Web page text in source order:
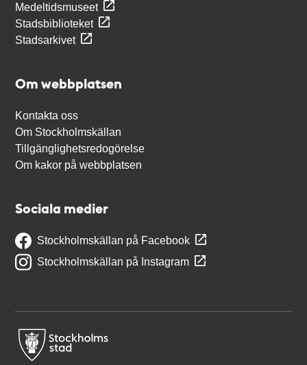
Medeltidsmuseet
Stadsbiblioteket
Stadsarkivet
Om webbplatsen
Kontakta oss
Om Stockholmskällan
Tillgänglighetsredogörelse
Om kakor på webbplatsen
Sociala medier
Stockholmskällan på Facebook
Stockholmskällan på Instagram